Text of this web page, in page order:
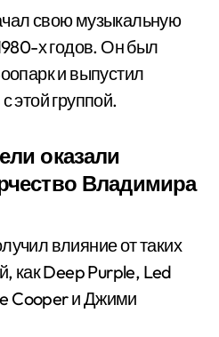
свою музыкальную
х годов. Он был
и выпустил
этой группой.
оказали
Владимира
влияние от таких
как Deep Purple, Led
Cooper и Джими